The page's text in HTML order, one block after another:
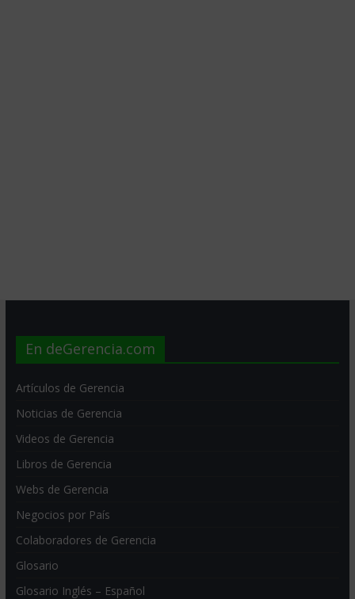
En deGerencia.com
Artículos de Gerencia
Noticias de Gerencia
Videos de Gerencia
Libros de Gerencia
Webs de Gerencia
Negocios por País
Colaboradores de Gerencia
Glosario
Glosario Inglés – Español